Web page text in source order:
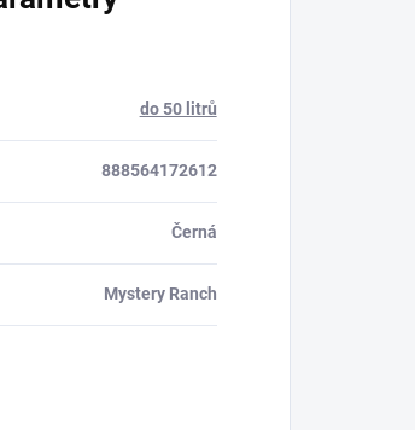
do 50 litrů
888564172612
Černá
Mystery Ranch